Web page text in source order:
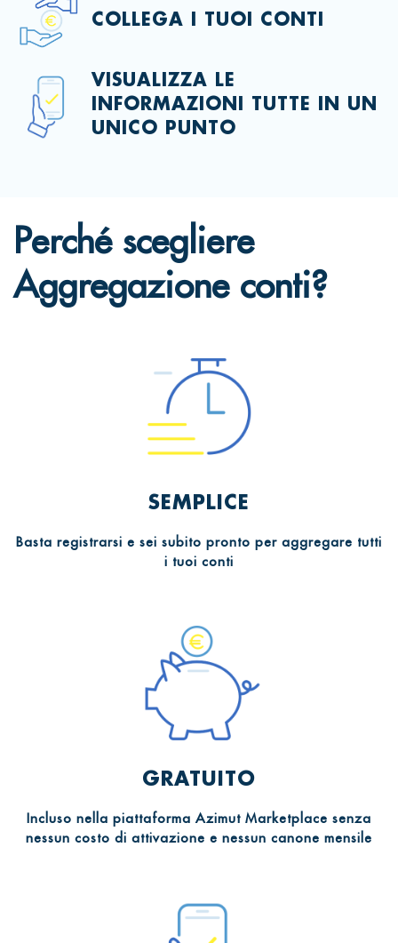
COLLEGA I TUOI CONTI
VISUALIZZA LE
INFORMAZIONI TUTTE IN UN
UNICO PUNTO
Perché scegliere
Aggregazione conti?
SEMPLICE
Basta registrarsi e sei subito pronto per aggregare tutti
i tuoi conti
GRATUITO
Incluso nella piattaforma Azimut Marketplace senza
nessun costo di attivazione e nessun canone mensile